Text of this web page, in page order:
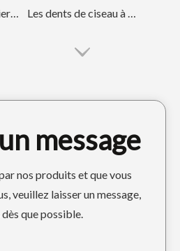
Construction mécanique Komatsu PC200 forgeant la dent de godet 205-70-19570
message
nos produits et que vous
veuillez laisser un message,
que possible.